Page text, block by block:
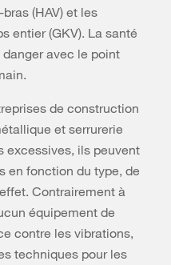
(HAV) et les
entier (GKV). La santé
avec le point
de construction
et serrurerie
excessives, ils peuvent
en fonction du type, de
Contrairement à
équipement de
contre les vibrations,
techniques pour les